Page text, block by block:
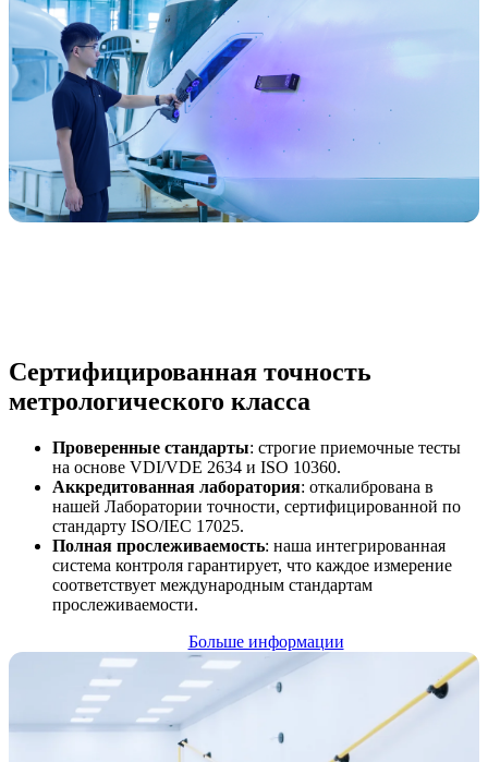
Сертифицированная точность
метрологического класса
Проверенные стандарты: строгие приемочные тесты
на основе VDI/VDE 2634 и ISO 10360.
Аккредитованная лаборатория: откалибрована в
нашей Лаборатории точности, сертифицированной по
стандарту ISO/IEC 17025.
Полная прослеживаемость: наша интегрированная
система контроля гарантирует, что каждое измерение
соответствует международным стандартам
прослеживаемости.
Больше информации